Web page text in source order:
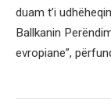
duam t’i
Ballkanin
evropiane”,